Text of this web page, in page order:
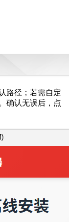
路径；若需自定
确认无误后，点